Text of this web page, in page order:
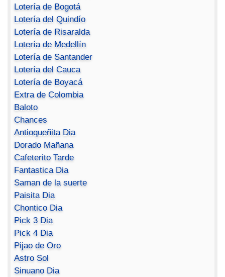
Lotería de Bogotá
Lotería del Quindío
Lotería de Risaralda
Lotería de Medellín
Lotería de Santander
Lotería del Cauca
Lotería de Boyacá
Extra de Colombia
Baloto
Chances
Antioqueñita Dia
Dorado Mañana
Cafeterito Tarde
Fantastica Dia
Saman de la suerte
Paisita Dia
Chontico Dia
Pick 3 Dia
Pick 4 Dia
Pijao de Oro
Astro Sol
Sinuano Dia